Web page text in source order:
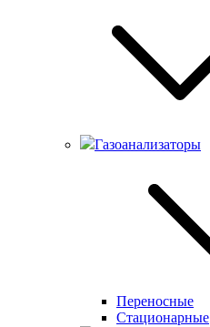
Газоанализаторы
Переносные
Стационарные